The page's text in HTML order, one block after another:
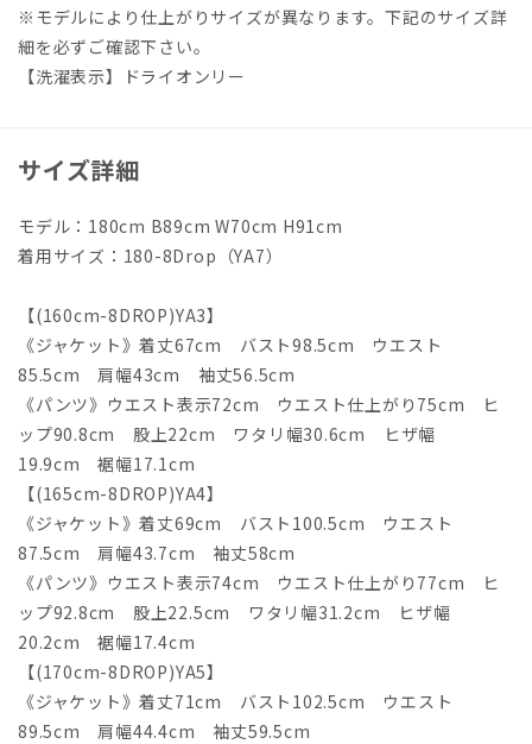
※モデルにより仕上がりサイズが異なります。下記のサイズ詳
細を必ずご確認下さい。
【洗濯表示】ドライオンリー
サイズ詳細
モデル：180cm B89cm W70cm H91cm
着用サイズ：180-8Drop（YA7）
【(160cm-8DROP)YA3】
《ジャケット》着丈67cm バスト98.5cm ウエスト
85.5cm 肩幅43cm 袖丈56.5cm
《パンツ》ウエスト表示72cm ウエスト仕上がり75cm ヒ
ップ90.8cm 股上22cm ワタリ幅30.6cm ヒザ幅
19.9cm 裾幅17.1cm
【(165cm-8DROP)YA4】
《ジャケット》着丈69cm バスト100.5cm ウエスト
87.5cm 肩幅43.7cm 袖丈58cm
《パンツ》ウエスト表示74cm ウエスト仕上がり77cm ヒ
ップ92.8cm 股上22.5cm ワタリ幅31.2cm ヒザ幅
20.2cm 裾幅17.4cm
【(170cm-8DROP)YA5】
《ジャケット》着丈71cm バスト102.5cm ウエスト
89.5cm 肩幅44.4cm 袖丈59.5cm